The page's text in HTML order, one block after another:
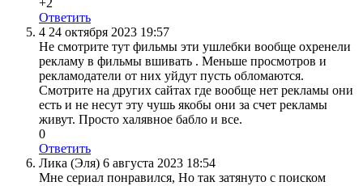
Ответить
4 24 октября 2023 19:57
Не смотрите тут фильмы эти ушлебки вообще охренели
рекламу в фильмы вшивать . Меньше просмотров и
рекламодатели от них уйдут пусть обломаются.
Смотрите на других сайтах где вообще нет рекламы они
есть и не несут эту чушь якобы они за счет рекламы
живут. Просто халявное бабло и все.
0
Ответить
Лика (Эля) 6 августа 2023 18:54
Мне сериал понравился, Но так затянуто с поиском